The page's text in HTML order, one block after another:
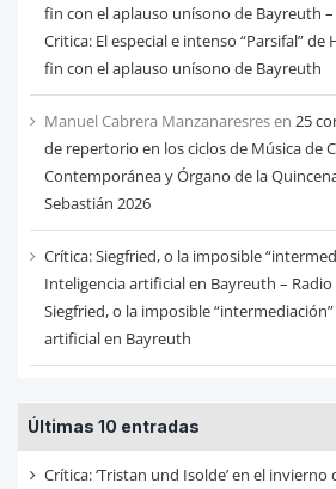
fin con el aplauso unísono de Bayreuth –
Critica: El especial e intenso “Parsifal” de
fin con el aplauso unísono de Bayreuth
Manuel Cabrera Manzanaresresen 25
de repertorio en los ciclos de Música de
Contemporánea y Órgano de la
Sebastián 2026
Crítica: Siegfried, o la imposible
Inteligencia artificial en Bayreuth – Radio
Siegfried, o la imposible
artificial en Bayreuth
Últimas 10 entradas
Crítica: ‘Tristan und Isolde’ en el invierno